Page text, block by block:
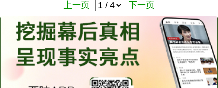
上一页 下一页